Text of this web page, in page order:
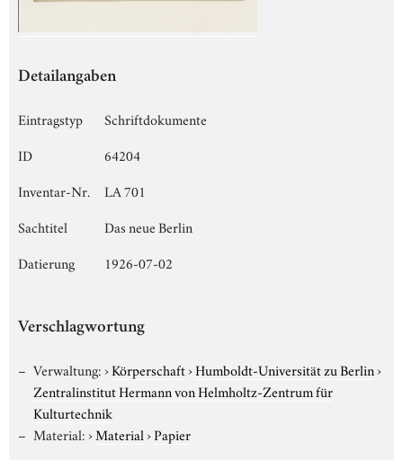
Detailangaben
Eintragstyp
Schriftdokumente
ID
64204
Inventar-Nr.
LA 701
Sachtitel
Das neue Berlin
Datierung
1926-07-02
Verschlagwortung
Verwaltung:›Körperschaft›Humboldt-Universität zu Berlin›
Zentralinstitut Hermann von Helmholtz-Zentrum für
Kulturtechnik
Material:›Material›Papier